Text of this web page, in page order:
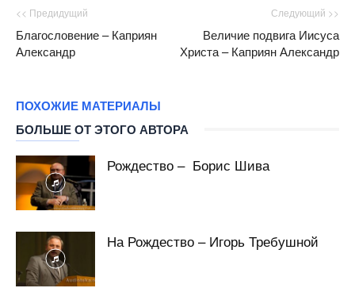
<< Предидущий
Благословение – Каприян
Александр
Следующий >>
Величие подвига Иисуса
Христа – Каприян Александр
ПОХОЖИЕ МАТЕРИАЛЫ
БОЛЬШЕ ОТ ЭТОГО АВТОРА
Рождество – Борис Шива
На Рождество – Игорь Требушной